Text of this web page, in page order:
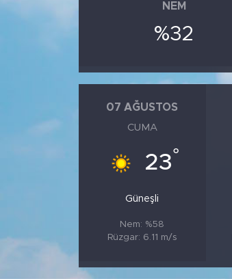
NEM
%32
07 AĞUSTOS
CUMA
23°
Güneşli
Nem: %58
Rüzgar: 6.11 m/s